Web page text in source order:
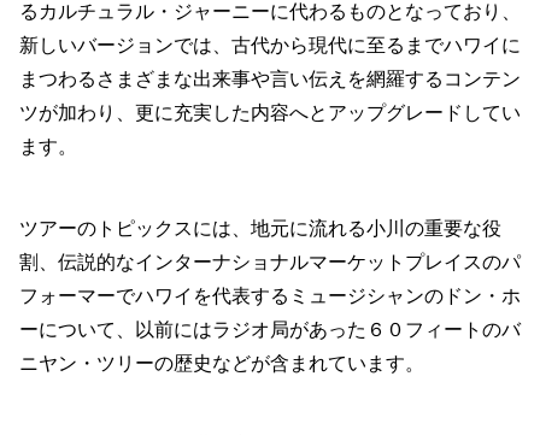
るカルチュラル・ジャーニーに代わるものとなっており、
新しいバージョンでは、古代から現代に至るまでハワイに
まつわるさまざまな出来事や言い伝えを網羅するコンテン
ツが加わり、更に充実した内容へとアップグレードしてい
ます。
ツアーのトピックスには、地元に流れる小川の重要な役
割、伝説的なインターナショナルマーケットプレイスのパ
フォーマーでハワイを代表するミュージシャンのドン・ホ
ーについて、以前にはラジオ局があった６０フィートのバ
ニヤン・ツリーの歴史などが含まれています。